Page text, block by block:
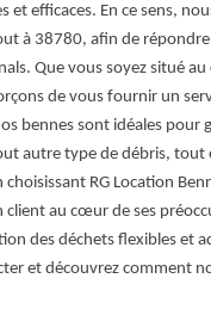
et efficaces. En ce sens,
à 38780, afin de
Que vous soyez situé
de vous fournir un
bennes sont idéales pour
autre type de débris, tout
RG Location
client au cœur de ses
des déchets flexibles et
et découvrez comment